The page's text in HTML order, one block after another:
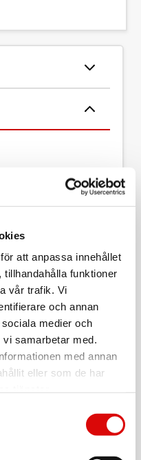
att anpassa innehållet
funktioner
vår trafik. Vi
och annan
medier och
samarbetar med.
med annan
eller som de har
SMD Brandfilt 120 x
glasfiberväv. En
snabbare och minskar
och tål
snabbt mindre
till en 6 kg
synligt där risk
Sortera